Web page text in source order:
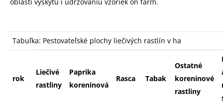
Tabuľka: Pestovateľské plochy liečivých rastlín v ha
rok
Liečivé
rastliny
Paprika
koreninová
Rasca Tabak
Ostatné
koreninové
rastliny